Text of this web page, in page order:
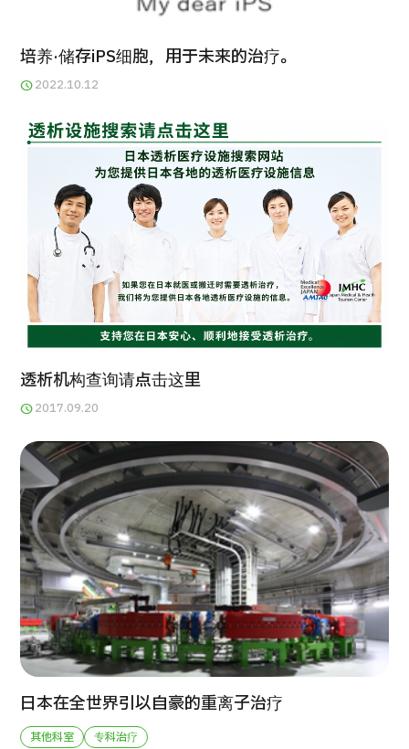
培养·储存iPS细胞，用于未来的治疗。
2022.10.12
透析机构查询请点击这里
2017.09.20
日本在全世界引以自豪的重离子治疗
其他科室
专科治疗